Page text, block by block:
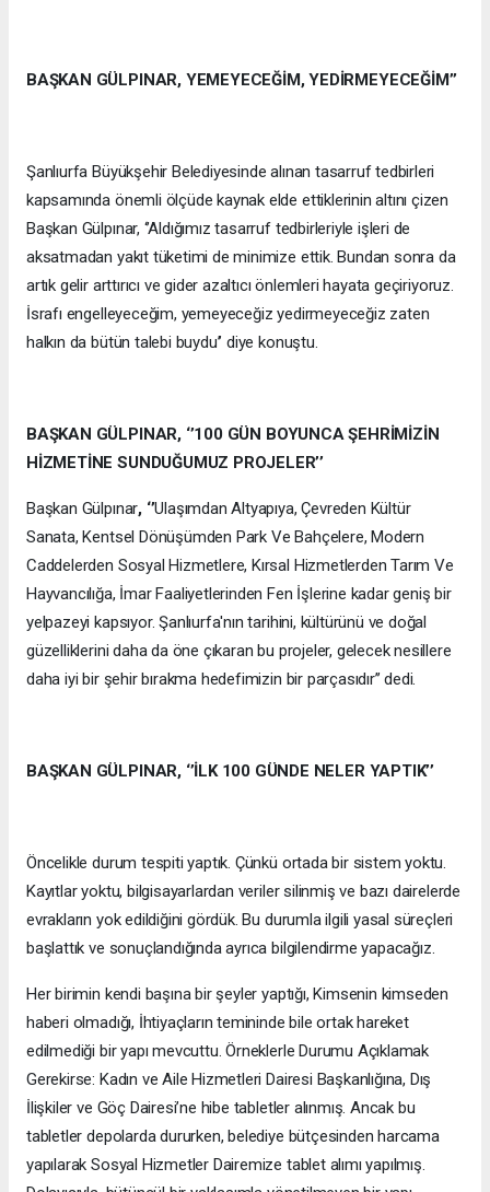
BAŞKAN GÜLPINAR, YEMEYECEĞİM, YEDİRMEYECEĞİM’’
Şanlıurfa Büyükşehir Belediyesinde alınan tasarruf tedbirleri
kapsamında önemli ölçüde kaynak elde ettiklerinin altını çizen
Başkan Gülpınar, ‘’Aldığımız tasarruf tedbirleriyle işleri de
aksatmadan yakıt tüketimi de minimize ettik. Bundan sonra da
artık gelir arttırıcı ve gider azaltıcı önlemleri hayata geçiriyoruz.
İsrafı engelleyeceğim, yemeyeceğiz yedirmeyeceğiz zaten
halkın da bütün talebi buydu’’ diye konuştu.
BAŞKAN GÜLPINAR, ‘’100 GÜN BOYUNCA ŞEHRİMİZİN
HİZMETİNE SUNDUĞUMUZ PROJELER’’
Başkan Gülpınar, ‘’Ulaşımdan Altyapıya, Çevreden Kültür
Sanata, Kentsel Dönüşümden Park Ve Bahçelere, Modern
Caddelerden Sosyal Hizmetlere, Kırsal Hizmetlerden Tarım Ve
Hayvancılığa, İmar Faaliyetlerinden Fen İşlerine kadar geniş bir
yelpazeyi kapsıyor. Şanlıurfa'nın tarihini, kültürünü ve doğal
güzelliklerini daha da öne çıkaran bu projeler, gelecek nesillere
daha iyi bir şehir bırakma hedefimizin bir parçasıdır’’ dedi.
BAŞKAN GÜLPINAR, ‘’İLK 100 GÜNDE NELER YAPTIK’’
Öncelikle durum tespiti yaptık. Çünkü ortada bir sistem yoktu.
Kayıtlar yoktu, bilgisayarlardan veriler silinmiş ve bazı dairelerde
evrakların yok edildiğini gördük. Bu durumla ilgili yasal süreçleri
başlattık ve sonuçlandığında ayrıca bilgilendirme yapacağız.
Her birimin kendi başına bir şeyler yaptığı, Kimsenin kimseden
haberi olmadığı, İhtiyaçların temininde bile ortak hareket
edilmediği bir yapı mevcuttu. Örneklerle Durumu Açıklamak
Gerekirse: Kadın ve Aile Hizmetleri Dairesi Başkanlığına, Dış
İlişkiler ve Göç Dairesi’ne hibe tabletler alınmış. Ancak bu
tabletler depolarda dururken, belediye bütçesinden harcama
yapılarak Sosyal Hizmetler Dairemize tablet alımı yapılmış.